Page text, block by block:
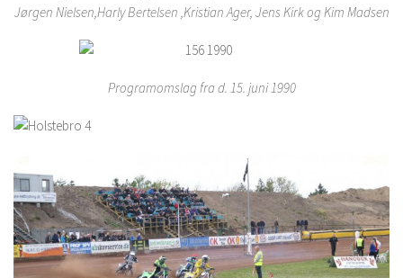
Jørgen Nielsen,Harly Bertelsen ,Kristian Ager, Jens Kirk og Kim Madsen
Programomslag fra d. 15. juni 1990